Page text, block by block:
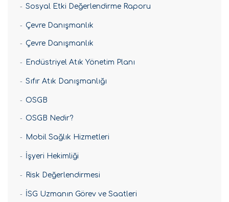
Sosyal Etki Değerlendirme Raporu
Çevre Danışmanlık
Çevre Danışmanlık
Endüstriyel Atık Yönetim Planı
Sıfır Atık Danışmanlığı
OSGB
OSGB Nedir?
Mobil Sağlık Hizmetleri
İşyeri Hekimliği
Risk Değerlendirmesi
İSG Uzmanın Görev ve Saatleri